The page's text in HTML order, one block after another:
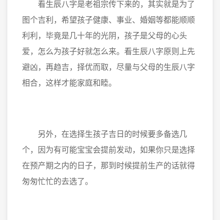
看生辰八字是老祖宗传下来的，其实就是为了
图个吉利，希望孩子健康、事业、婚姻等都能顺顺
利利，毕竟是几十年的光阴，孩子是父母的心头
爱，怎么为孩子好就怎么来。看生辰八字原则上先
避凶，再趋吉，择优而取，尽量与父母的生辰八字
相合，这样才能家庭和睦。
另外，在选择生孩子吉日的时候要多备选几
个，因为有可能宝宝会提前发动，如果你只是选择
在预产期之内的日子，那到时候提前生产的话就得
匆匆忙忙的去选了。